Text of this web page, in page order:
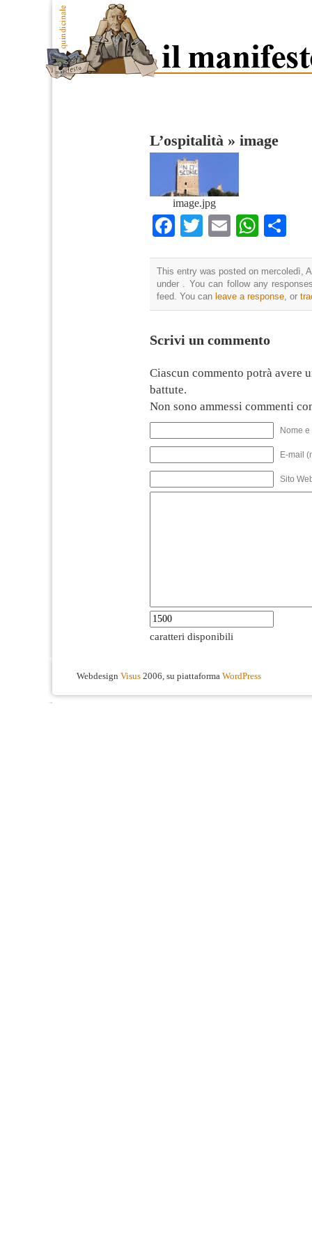
L’ospitalità » image
image.jpg
Facebook
TwitterEmail
This entry was posted on mercoledì,
under . You can follow any
feed. You can leave a response , or
Scrivi un commento
Ciascun commento potrà avere
battute.
Non sono ammessi commenti
Nome
E-mail
Sito
caratteri disponibili
Webdesign Visus 2006, su piattaforma WordPress